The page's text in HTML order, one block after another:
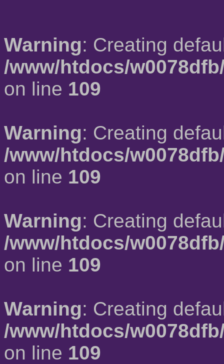
Warning: Creating
/www/htdocs/
on line 109
Warning: Creating
/www/htdocs/
on line 109
Warning: Creating
/www/htdocs/
on line 109
Warning: Creating
/www/htdocs/
on line 109